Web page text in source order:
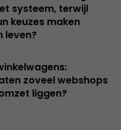
systeem, terwijl
keuzes maken
leven?
zoveel webshops
liggen?